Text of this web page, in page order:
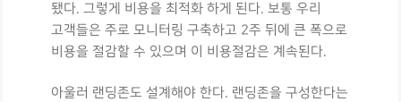
됐다. 그렇게 비용을 최적화 하게 된다. 보통 우리
고객들은 주로 모니터링 구축하고 2주 뒤에 큰 폭으로
비용을 절감할 수 있으며 이 비용절감은 계속된다.
아울러 랜딩존도 설계해야 한다. 랜딩존을 구성한다는